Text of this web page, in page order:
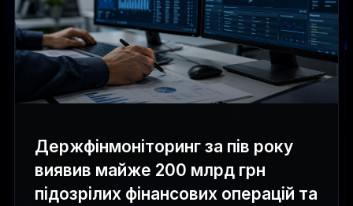
Держфінмоніторинг за пів року
виявив майже 200 млрд грн
підозрілих фінансових операцій та